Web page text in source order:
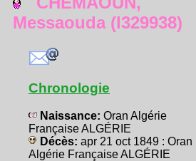
Messaouda (I329938)
Chronologie
Naissance: Oran Algérie
Française ALGÉRIE
Décès: apr 21 oct 1849 : Oran
Algérie Française ALGÉRIE